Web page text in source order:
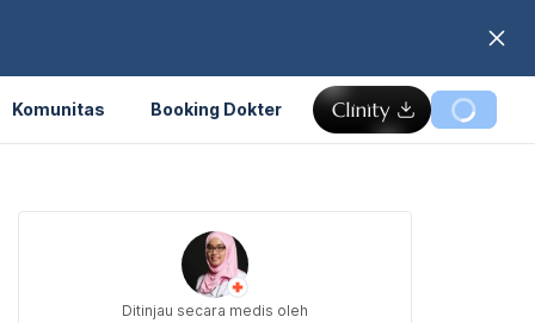
Komunitas Booking Dokter
Ditinjau secara medis oleh